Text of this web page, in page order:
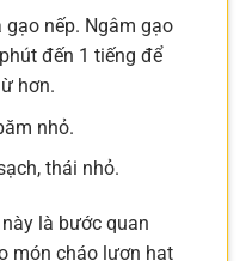
nếp. Ngâm gạo
đến 1 tiếng để
hơn.
nhỏ.
thái nhỏ.
là bước quan
món cháo lươn hạt